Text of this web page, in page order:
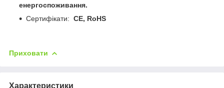
енергоспоживання.
Сертифікати: CE, RoHS
Приховати
Характеристики